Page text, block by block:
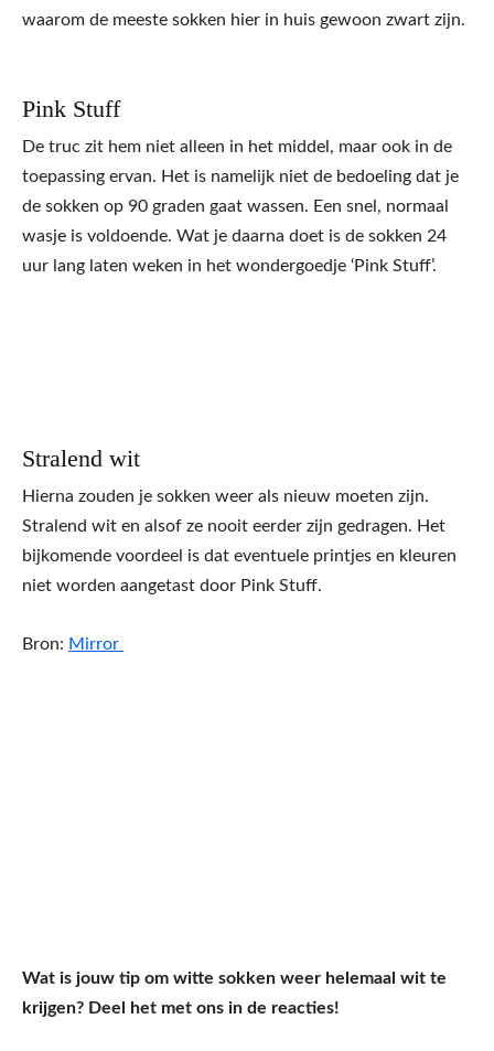
waarom de meeste sokken hier in huis gewoon zwart zijn.
Pink Stuff
De truc zit hem niet alleen in het middel, maar ook in de
toepassing ervan. Het is namelijk niet de bedoeling dat je
de sokken op 90 graden gaat wassen. Een snel, normaal
wasje is voldoende. Wat je daarna doet is de sokken 24
uur lang laten weken in het wondergoedje ‘Pink Stuff’.
Stralend wit
Hierna zouden je sokken weer als nieuw moeten zijn.
Stralend wit en alsof ze nooit eerder zijn gedragen. Het
bijkomende voordeel is dat eventuele printjes en kleuren
niet worden aangetast door Pink Stuff.
Bron: Mirror
Wat is jouw tip om witte sokken weer helemaal wit te
krijgen? Deel het met ons in de reacties!